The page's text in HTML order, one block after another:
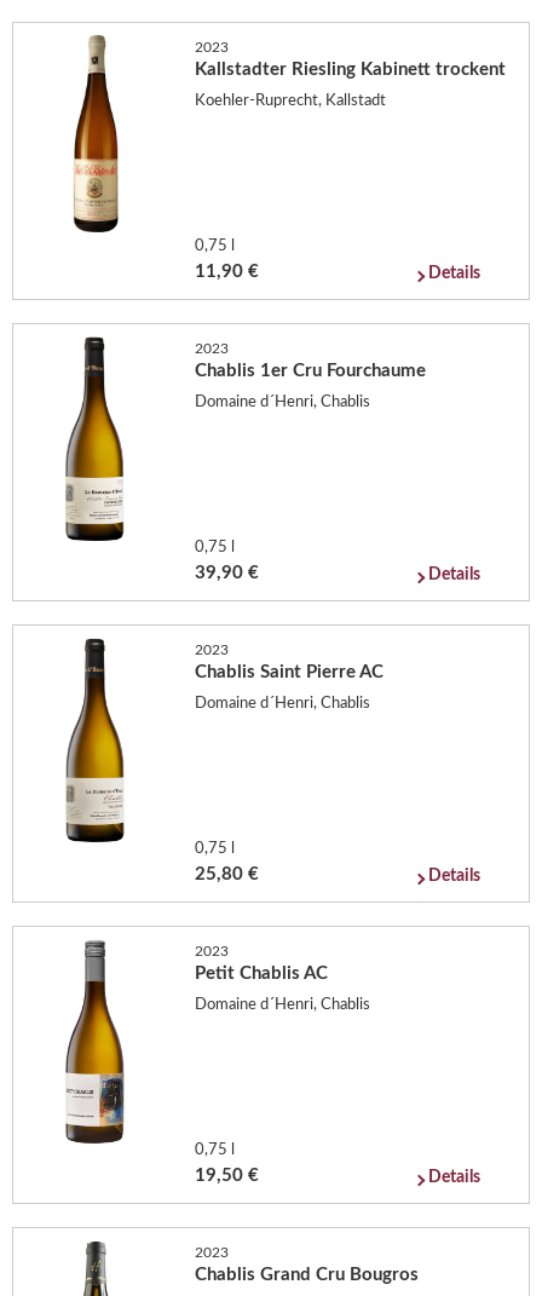
2023
Kallstadter Riesling Kabinett trockent
Koehler-Ruprecht, Kallstadt
0,75 l
11,90 € Details
2023
Chablis 1er Cru Fourchaume
Domaine d´Henri, Chablis
0,75 l
39,90 € Details
2023
Chablis Saint Pierre AC
Domaine d´Henri, Chablis
0,75 l
25,80 € Details
2023
Petit Chablis AC
Domaine d´Henri, Chablis
0,75 l
19,50 € Details
2023
Chablis Grand Cru Bougros